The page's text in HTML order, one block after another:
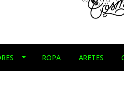
ROPA ARETES